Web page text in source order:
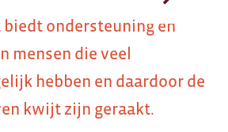
biedt ondersteuning en
mensen die veel
hebben en daardoor de
kwijt zijn geraakt.